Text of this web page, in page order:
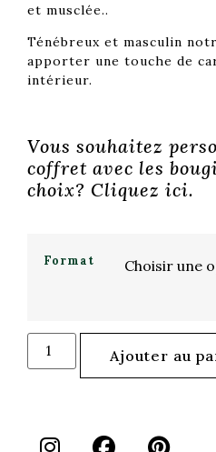
et musclée..
Ténébreux et masculin
apporter une touche de
intérieur.
Vous souhaitez
coffret avec les
choix? Cliquez ici.
Format
Ajouter au